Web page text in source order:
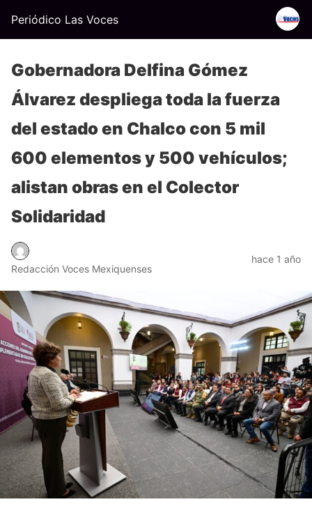
Periódico Las Voces
Gobernadora Delfina Gómez
Álvarez despliega toda la fuerza
del estado en Chalco con 5 mil
600 elementos y 500 vehículos;
alistan obras en el Colector
Solidaridad
Redacción Voces Mexiquenses
hace 1 año